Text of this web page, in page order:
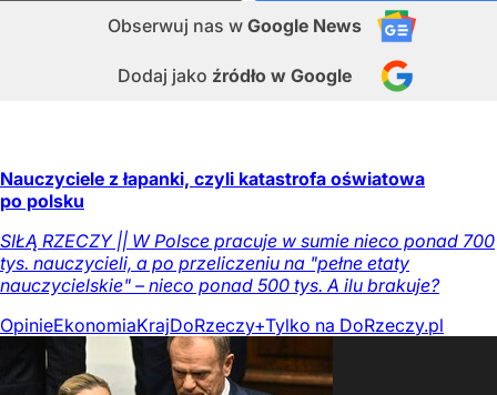
Obserwuj nas w Google News
Dodaj jako źródło w Google
Nauczyciele z łapanki, czyli katastrofa oświatowa
po polsku
SIŁĄ RZECZY || W Polsce pracuje w sumie nieco ponad 700
tys. nauczycieli, a po przeliczeniu na "pełne etaty
nauczycielskie" – nieco ponad 500 tys. A ilu brakuje?
OpinieEkonomiaKrajDoRzeczy+Tylko na DoRzeczy.pl